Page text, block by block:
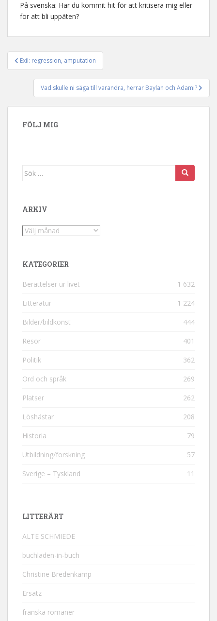
På svenska: Har du kommit hit för att kritisera mig eller
för att bli uppäten?
Inläggsnavigering
Exil: regression, amputation
Vad skulle ni säga till varandra, herrar Baylan och Adami?
FÖLJ MIG
Sök efter:
ARKIV
Arkiv
KATEGORIER
Berättelser ur livet 1 632
Litteratur 1 224
Bilder/bildkonst 444
Resor 401
Politik 362
Ord och språk 269
Platser 262
Löshästar 208
Historia 79
Utbildning/forskning 57
Sverige – Tyskland 11
LITTERÄRT
ALTE SCHMIEDE
buchladen-in-buch
Christine Bredenkamp
Ersatz
franska romaner